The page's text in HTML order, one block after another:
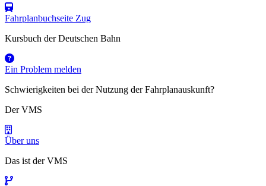
Fahrplanbuchseite Zug
Kursbuch der Deutschen Bahn
Ein Problem melden
Schwierigkeiten bei der Nutzung der Fahrplanauskunft?
Der VMS
Über uns
Das ist der VMS